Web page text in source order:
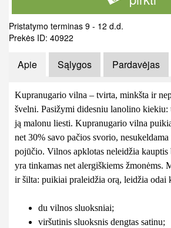
Pristatymo terminas 9 - 12 d.d.
Prekės ID: 40922
Apie Sąlygos Pardavėjas
Kupranugario vilna – tvirta, minkšta ir
švelni. Pasižymi didesniu lanolino kiekiu:
ją malonu liesti. Kupranugario vilna
net 30% savo pačios svorio, nesukeldama
pojūčio. Vilnos apklotas neleidžia kauptis
yra tinkamas net alergiškiems žmonėms.
ir šilta: puikiai praleidžia orą, leidžia odai
du vilnos sluoksniai;
viršutinis sluoksnis dengtas satinu;